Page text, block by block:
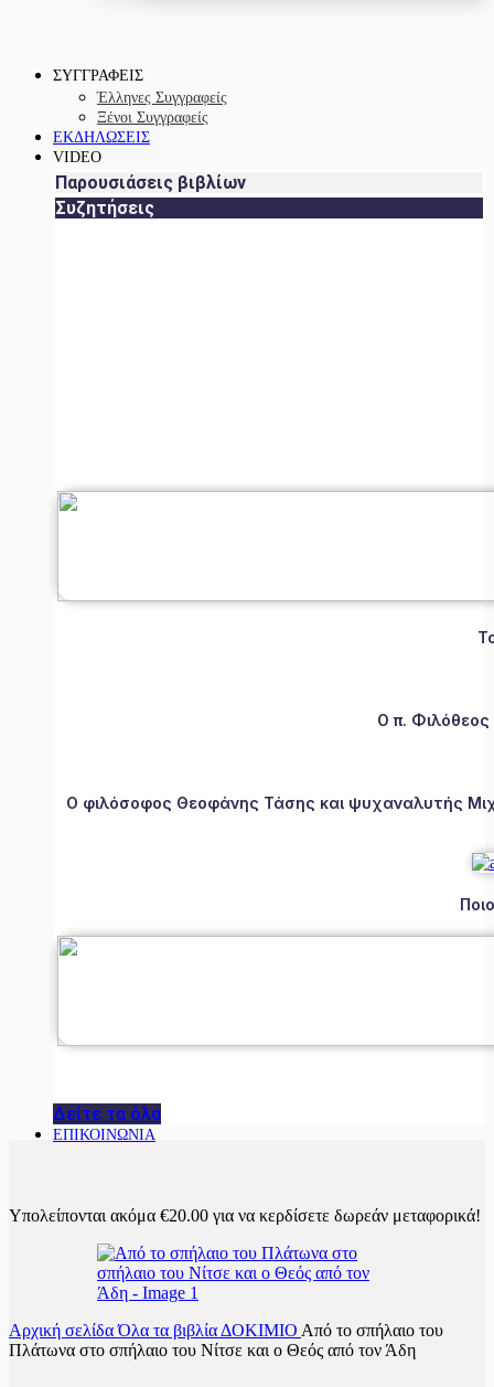
ΣΥΓΓΡΑΦΕΙΣ
Έλληνες Συγγραφείς
Ξένοι Συγγραφείς
ΕΚΔΗΛΩΣΕΙΣ
VIDEO
Παρουσιάσεις βιβλίων
Συζητήσεις
Ο π.
Ο φιλόσοφος Θεοφάνης Τάσης και ψυχαναλυτής
Δείτε τα όλα
ΕΠΙΚΟΙΝΩΝΙΑ
Υπολείπονται ακόμα €20.00 για να κερδίσετε δωρεάν μεταφορικά!
Αρχική σελίδαΌλα τα βιβλία ΔΟΚΙΜΙΟ Από το σπήλαιο του
Πλάτωνα στο σπήλαιο του Νίτσε και ο Θεός από τον Άδη